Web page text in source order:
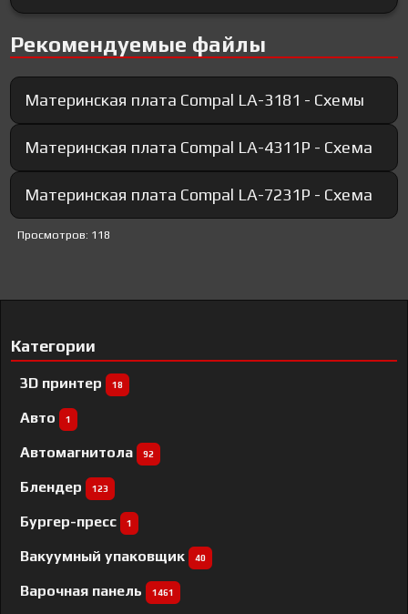
Рекомендуемые файлы
Материнская плата Compal LA-3181 - Схемы
Материнская плата Compal LA-4311P - Схема
Материнская плата Compal LA-7231P - Схема
Просмотров: 118
Категории
3D принтер 18
Авто 1
Автомагнитола 92
Блендер 123
Бургер-пресс 1
Вакуумный упаковщик 40
Варочная панель 1461